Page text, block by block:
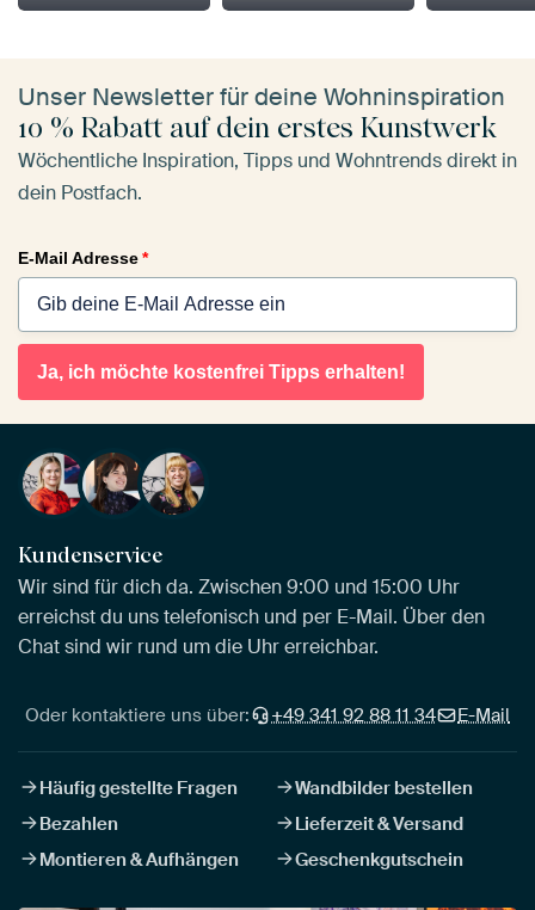
Unser Newsletter für deine Wohninspiration
10 % Rabatt auf dein erstes Kunstwerk
Wöchentliche Inspiration, Tipps und Wohntrends direkt in
dein Postfach.
E-Mail Adresse*
Ja, ich möchte kostenfrei Tipps erhalten!
Kundenservice
Wir sind für dich da. Zwischen 9:00 und 15:00 Uhr
erreichst du uns telefonisch und per E-Mail. Über den
Chat sind wir rund um die Uhr erreichbar.
Oder kontaktiere uns über: +49 341 92 88 11 34 E-Mail
Häufig gestellte Fragen
Wandbilder bestellen
Bezahlen
Lieferzeit & Versand
Montieren & Aufhängen
Geschenkgutschein